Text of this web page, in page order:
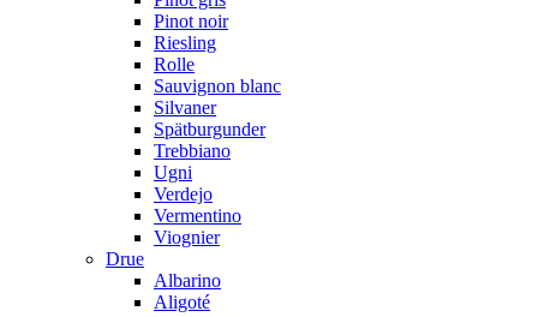
Pinot noir
Riesling
Rolle
Sauvignon blanc
Silvaner
Spätburgunder
Trebbiano
Ugni
Verdejo
Vermentino
Viognier
Drue
Albarino
Aligoté